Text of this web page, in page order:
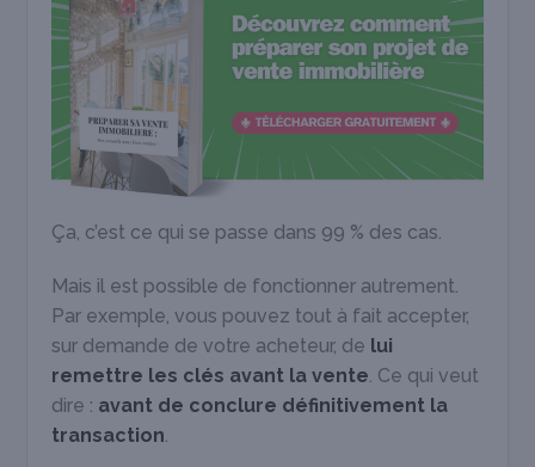
Ça, c’est ce qui se passe dans 99 % des cas.
Mais il est possible de fonctionner autrement.
Par exemple, vous pouvez tout à fait accepter,
sur demande de votre acheteur, de lui
remettre les clés avant la vente. Ce qui veut
dire : avant de conclure définitivement la
transaction.